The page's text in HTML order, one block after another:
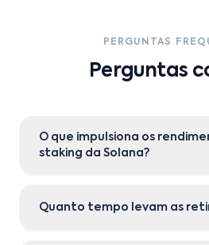
PERGUNTAS
Perguntas
O que impulsiona os
staking da Solana?
Quanto tempo levam as